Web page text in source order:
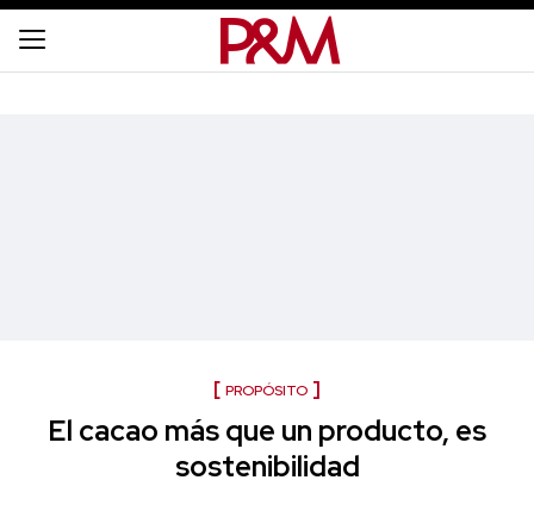
PROPÓSITO
El cacao más que un producto, es
sostenibilidad